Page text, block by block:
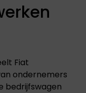
Fiat
ondernemers
bedrijfswagen